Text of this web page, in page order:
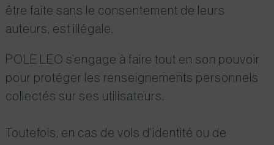
être faite sans le consentement de leurs
auteurs, est illégale.
POLE LEO s’engage à faire tout en son pouvoir
pour protéger les renseignements personnels
collectés sur ses utilisateurs.
Toutefois, en cas de vols d’identité ou de